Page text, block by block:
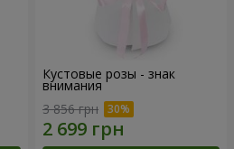
Кустовые розы - знак
внимания
3 856 грн